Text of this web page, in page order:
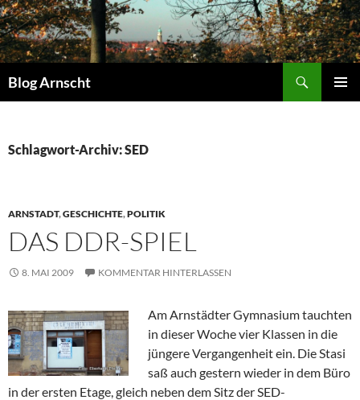
Zum
Inhalt
springen
Blog Arnscht
Schlagwort-Archiv: SED
ARNSTADT,GESCHICHTE,POLITIK
DAS DDR-SPIEL
8. MAI 2009 KOMMENTAR HINTERLASSEN
Am Arnstädter Gymnasium tauchten
in dieser Woche vier Klassen in die
jüngere Vergangenheit ein. Die Stasi
saß auch gestern wieder in dem Büro
in der ersten Etage, gleich neben dem Sitz der SED-